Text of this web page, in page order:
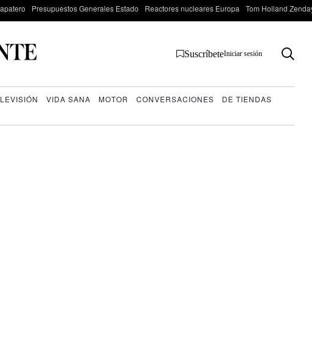
Presupuestos Generales Estado Reactores nucleares Europa Tom Holland
SuscríbeteIniciar sesión
VIDA SANA MOTOR CONVERSACIONES
DE TIENDAS